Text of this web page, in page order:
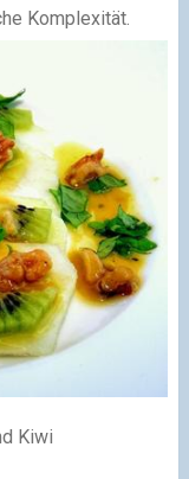
Komplexität.
Kiwi